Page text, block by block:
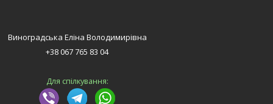
Виноградська Еліна Володимирівна
+38 067 765 83 04
Для спілкування: